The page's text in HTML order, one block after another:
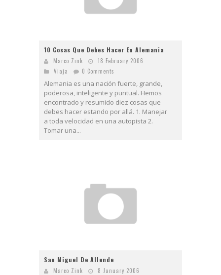
10 Cosas Que Debes Hacer En Alemania
Marco Zink
18 February 2006
Viaja
0 Comments
Alemania es una nación fuerte, grande,
poderosa, inteligente y puntual. Hemos
encontrado y resumido diez cosas que
debes hacer estando por allá. 1. Manejar
a toda velocidad en una autopista 2.
Tomar una...
San Miguel De Allende
Marco Zink
8 January 2006